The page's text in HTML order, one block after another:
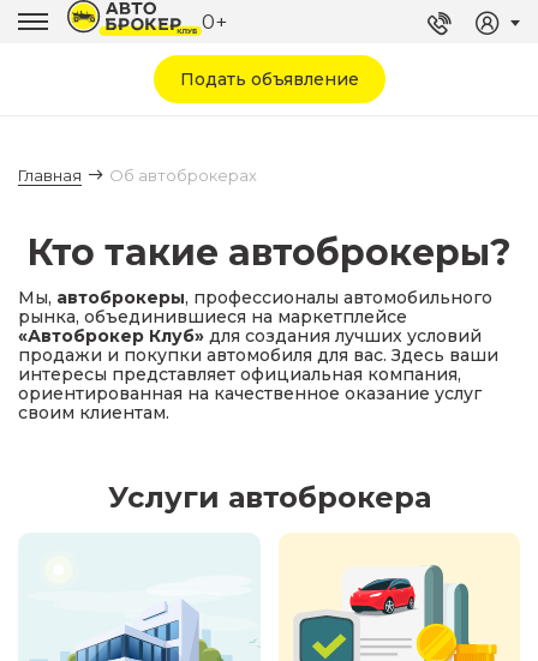
0+
Подать объявление
Главная Об автоброкерах
О
нас
Кто такие автоброкеры?
Мы, автоброкеры, профессионалы автомобильного
рынка, объединившиеся на маркетплейсе
«Автоброкер Клуб» для создания лучших условий
продажи и покупки автомобиля для вас. Здесь ваши
интересы представляет официальная компания,
ориентированная на качественное оказание услуг
своим клиентам.
Услуги автоброкера